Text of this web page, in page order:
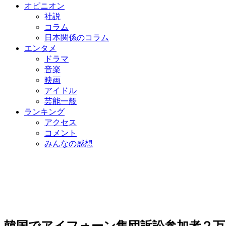
オピニオン
社説
コラム
日本関係のコラム
エンタメ
ドラマ
音楽
映画
アイドル
芸能一般
ランキング
アクセス
コメント
みんなの感想